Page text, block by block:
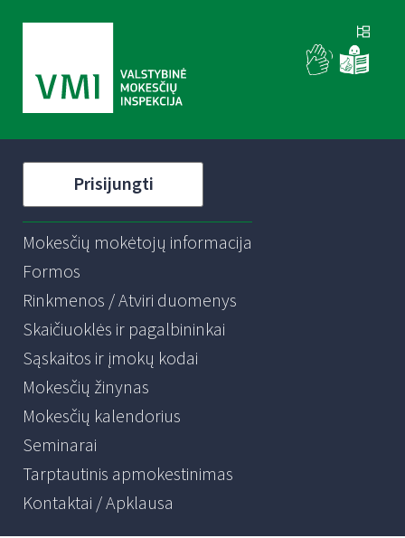
Prisijungti
Mokesčių mokėtojų informacija
Formos
Rinkmenos / Atviri duomenys
Skaičiuoklės ir pagalbininkai
Sąskaitos ir įmokų kodai
Mokesčių žinynas
Mokesčių kalendorius
Seminarai
Tarptautinis apmokestinimas
Kontaktai / Apklausa